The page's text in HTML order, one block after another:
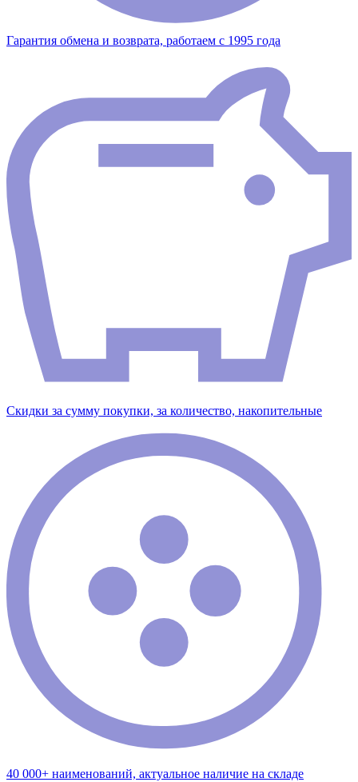
Гарантия обмена и возврата, работаем с 1995 года
Скидки за сумму покупки, за количество, накопительные
40 000+ наименований, актуальное наличие на складе